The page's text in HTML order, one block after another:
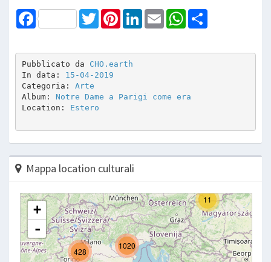
Facebook TwitterPinterestLinkedInEmail WhatsApp
Pubblicato da CHO.earth
In data: 15-04-2019
Categoria: Arte
Album: Notre Dame a Parigi come era
Location: Estero
Mappa location culturali